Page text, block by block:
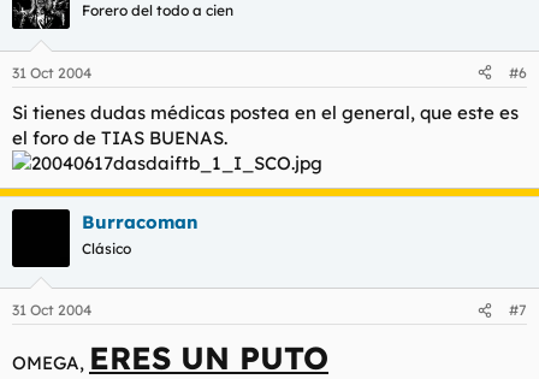
Forero del todo a cien
31 Oct 2004 #6
Si tienes dudas médicas postea en el general, que este es
el foro de TIAS BUENAS.
Burracoman
Clásico
31 Oct 2004 #7
OMEGA, ERES UN PUTO